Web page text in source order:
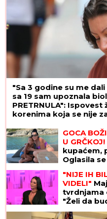
"Sa 3 godine su me
sa 19 sam upoznala
PRETRNULA":
korenima koja se nije
KRVAVI
mučili
odnosa,
radila
U GRČKOJ!
kupaćem,
Oglasila
baškare